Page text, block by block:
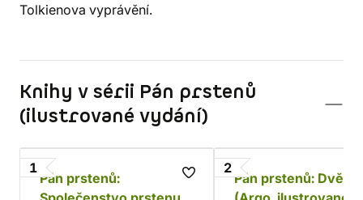
Tolkienova vyprávění.
Knihy v sérii Pán prstenů
(ilustrované vydání)
1
Pán prstenů:
2
Pán prstenů: Dvě